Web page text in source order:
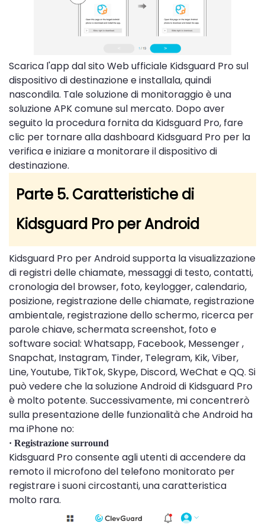
Scarica l'app dal sito Web ufficiale Kidsguard Pro sul
dispositivo di destinazione e installala, quindi
nascondila. Tale soluzione di monitoraggio è una
soluzione APK comune sul mercato. Dopo aver
seguito la procedura fornita da Kidsguard Pro, fare
clic per tornare alla dashboard Kidsguard Pro per la
verifica e iniziare a monitorare il dispositivo di
destinazione.
Parte 5. Caratteristiche di
Kidsguard Pro per Android
Kidsguard Pro per Android supporta la visualizzazione
di registri delle chiamate, messaggi di testo, contatti,
cronologia del browser, foto, keylogger, calendario,
posizione, registrazione delle chiamate, registrazione
ambientale, registrazione dello schermo, ricerca per
parole chiave, schermata screenshot, foto e
software social: Whatsapp, Facebook, Messenger ,
Snapchat, Instagram, Tinder, Telegram, Kik, Viber,
Line, Youtube, TikTok, Skype, Discord, WeChat e QQ. Si
può vedere che la soluzione Android di Kidsguard Pro
è molto potente. Successivamente, mi concentrerò
sulla presentazione delle funzionalità che Android ha
ma iPhone no:
· Registrazione surround
Kidsguard Pro consente agli utenti di accendere da
remoto il microfono del telefono monitorato per
registrare i suoni circostanti, una caratteristica
molto rara.